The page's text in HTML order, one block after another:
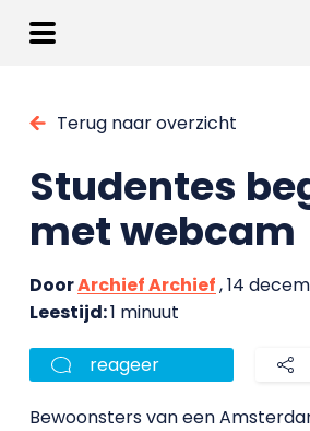
Terug naar overzicht
Studentes
met webcam
DoorArchief Archief, 14
Leestijd:1 minuut
reageer
Bewoonsters van een